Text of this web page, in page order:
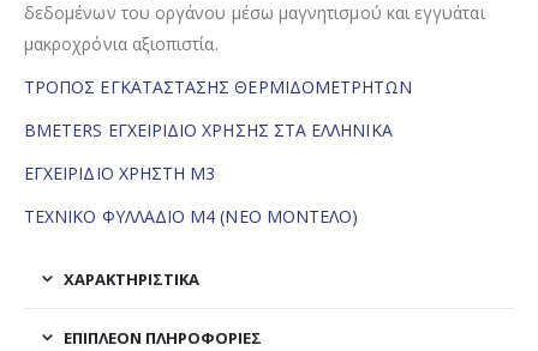
δεδομένων του οργάνου μέσω μαγνητισμού και εγγυάται
μακροχρόνια αξιοπιστία.
ΤΡΟΠΟΣ ΕΓΚΑΤΑΣΤΑΣΗΣ ΘΕΡΜΙΔΟΜΕΤΡΗΤΩΝ
BMETERS ΕΓΧΕΙΡΙΔΙΟ ΧΡΗΣΗΣ ΣΤΑ ΕΛΛΗΝΙΚΑ
ΕΓΧΕΙΡΙΔΙΟ ΧΡΗΣΤΗ M3
ΤΕΧΝΙΚΟ ΦΥΛΛΑΔΙΟ Μ4 (ΝΕΟ ΜΟΝΤΕΛΟ)
ΧΑΡΑΚΤΗΡΙΣΤΙΚΑ
ΕΠΙΠΛΈΟΝ ΠΛΗΡΟΦΟΡΊΕΣ